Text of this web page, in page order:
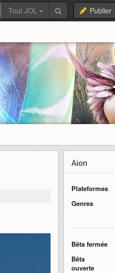
Tout JOL Publier
Aion
Plateformes
Genres
Bêta fermée
Bêta
ouverte